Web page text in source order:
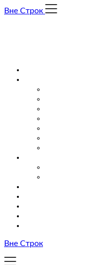
Skip
Вне Строк
Вне Строк